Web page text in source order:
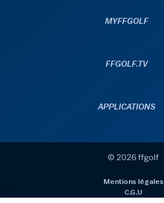
MYFFGOLF
FFGOLF.TV
APPLICATIONS
© 2026 ffgolf
Mentions légales
C.G.U